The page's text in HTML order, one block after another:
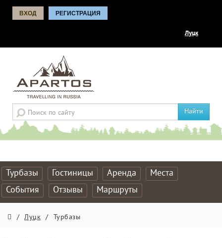
ВХОД РЕГИСТРАЦИЯ
Луцк
Найти
Турбазы Гостиницы Аренда
Места
События
Отзывы Маршруты
/ Луцк / Турбазы